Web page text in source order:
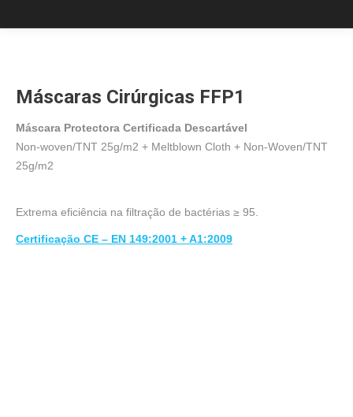
Máscaras Cirúrgicas FFP1
Máscara Protectora Certificada Descartável
Non-woven/TNT 25g/m2 + Meltblown Cloth + Non-Woven/TNT
25g/m2
Extrema eficiência na filtração de bactérias ≥ 95.
Certificação CE – EN 149:2001 + A1:2009